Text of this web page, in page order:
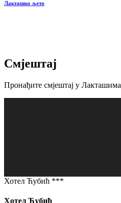
Лакташко љето
Смјештај
Пронађите смјештај у Лакташима
Хотел Ћубић ***
Хотел Ћубић